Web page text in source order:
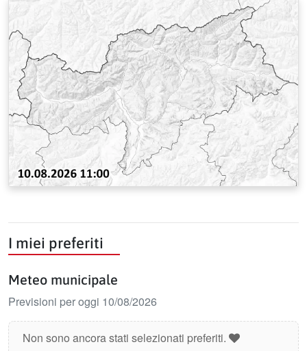
I miei preferiti
Meteo municipale
Previsioni per oggi 10/08/2026
Non sono ancora stati selezionati preferiti.